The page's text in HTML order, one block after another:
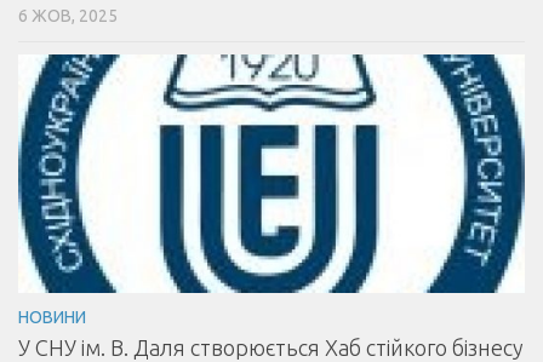
6 ЖОВ, 2025
НОВИНИ
У СНУ ім. В. Даля створюється Хаб стійкого бізнесу